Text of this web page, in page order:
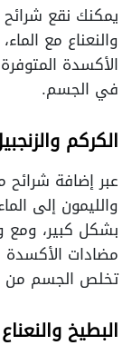
يمكنك نقع شرائح
الأكسدة
في الجسم.
الكركم
عبر إضافة شرائح
والليمون إلى
بشكل كبير، ومع
مضادات الأكسدة
تخلص الجسم من
البطيخ والنعناع